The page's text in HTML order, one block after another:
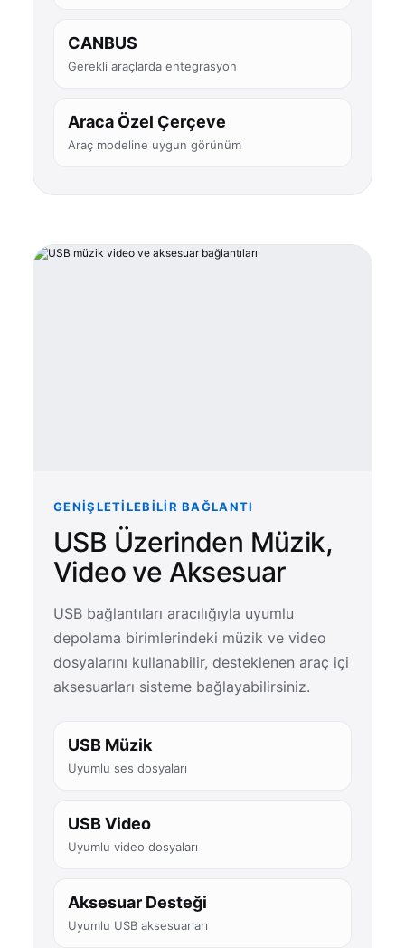
CANBUS
Gerekli araçlarda entegrasyon
Araca Özel Çerçeve
Araç modeline uygun görünüm
GENIŞLETILEBILIR BAĞLANTI
USB Üzerinden Müzik,
Video ve Aksesuar
USB bağlantıları aracılığıyla uyumlu
depolama birimlerindeki müzik ve video
dosyalarını kullanabilir, desteklenen araç içi
aksesuarları sisteme bağlayabilirsiniz.
USB Müzik
Uyumlu ses dosyaları
USB Video
Uyumlu video dosyaları
Aksesuar Desteği
Uyumlu USB aksesuarları